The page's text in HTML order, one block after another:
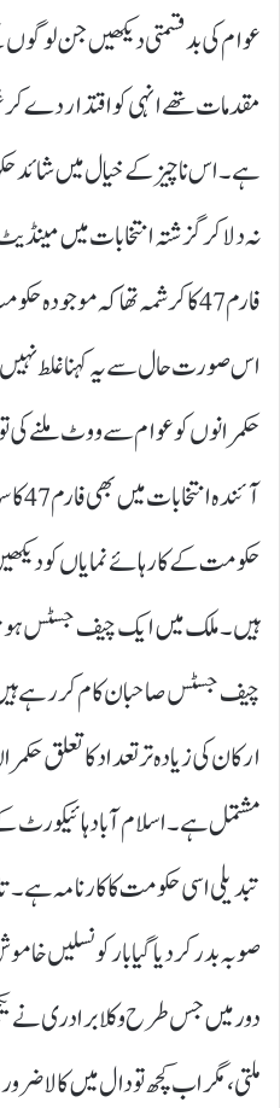
عوام کی بدقسمتی دیکھیں جن
مقدمات تھے انہی کو اقتدار دے کر
ہے۔ اس ناچیز کے خیال میں شائد
نہ دلا کر گزشتہ انتخابات میں
فارم 47کا کرشمہ تھا کہ موجودہ
اس صورت حال سے یہ کہنا غلط نہیں
حکمرانوں کو عوام سے ووٹ ملنے کی
حکومت کے کارہائے نمایاں کو
ہیں۔ ملک میں ایک چیف جسٹس ہوتا
چیف جسٹس صاحبان کام کر رہے
ارکان کی زیادہ تر تعداد کا تعلق
مشتمل ہے۔ اسلام آباد ہائیکورٹ
تبدیلی اسی حکومت کا کارنامہ
صوبہ بد ر کر دیا گیا بار کونسلیں
دور میں جس طرح وکلا برادری نے
ملتی، مگر اب کچھ تو دال میں کالا